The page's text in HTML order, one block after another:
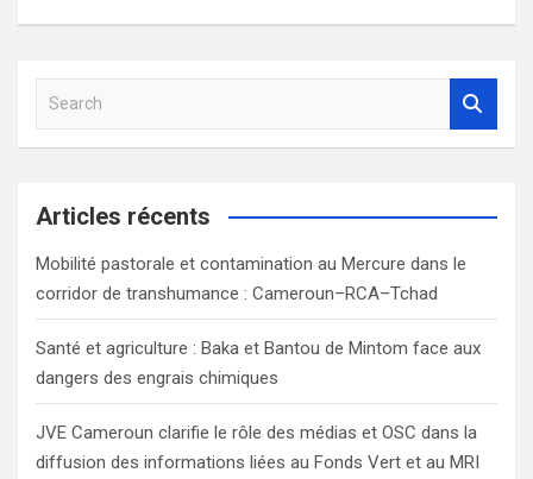
a
c
Articles récents
Mobilité pastorale et contamination au Mercure dans le
corridor de transhumance : Cameroun–RCA–Tchad
Santé et agriculture : Baka et Bantou de Mintom face aux
dangers des engrais chimiques
JVE Cameroun clarifie le rôle des médias et OSC dans la
diffusion des informations liées au Fonds Vert et au MRI